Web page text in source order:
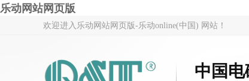
乐动网站网页版
欢迎进入乐动网站网页版-乐动online(中国) 网站！
中国